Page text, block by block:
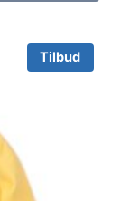
Tilbud